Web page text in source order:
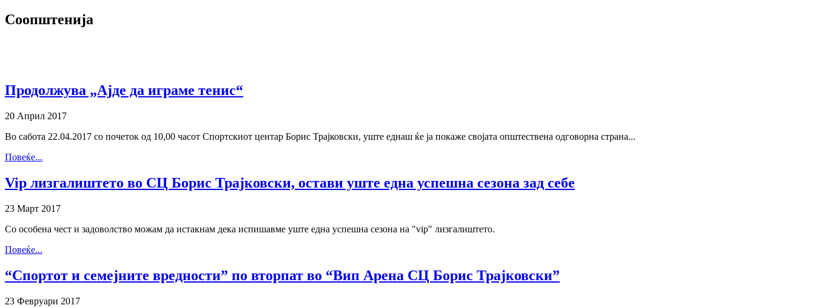
Соопштенија
Продолжува „Ајде да играме тенис“
20 Април 2017
Во сабота 22.04.2017 со почеток од 10,00 часот Спортскиот центар Борис Трајковски, уште еднаш ќе ја покаже својата општествена одговорна страна...
Повеќе...
Vip лизгалиштето во СЦ Борис Трајковски, остави уште една успешна сезона зад себе
23 Март 2017
Со особена чест и задоволство можам да истакнам дека испишавме уште една успешна сезона на "vip" лизгалиштето.
Повеќе...
“Спортот и семејните вредности” по вторпат во “Вип Арена СЦ Борис Трајковски”
23 Февруари 2017